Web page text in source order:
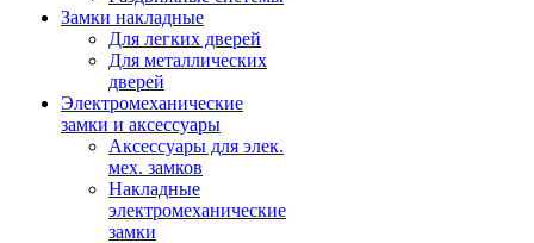
Замки накладные
Для легких дверей
Для металлических
дверей
Электромеханические
замки и аксессуары
Аксессуары для элек.
мех. замков
Накладные
электромеханические
замки